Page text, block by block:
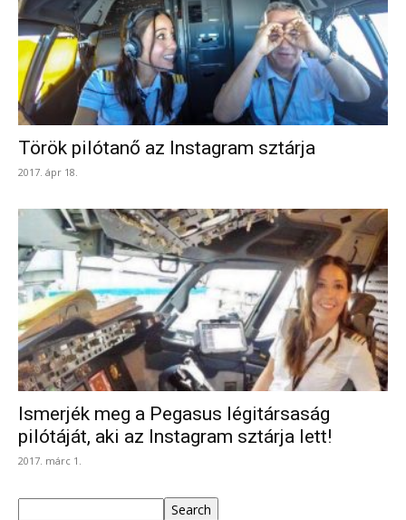
Török pilótanő az Instagram sztárja
2017. ápr 18.
Ismerjék meg a Pegasus légitársaság
pilótáját, aki az Instagram sztárja lett!
2017. márc 1.
Search